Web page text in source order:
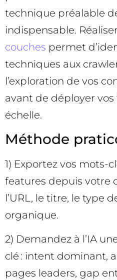
technique préalable
indispensable.
couches permet
techniques aux
l’exploration de vos
avant de déployer
échelle.
Méthode
1) Exportez vos mots-
features depuis votre
l’URL, le titre, le type
organique.
2) Demandez à l’IA
clé : intent dominant,
pages leaders, gap